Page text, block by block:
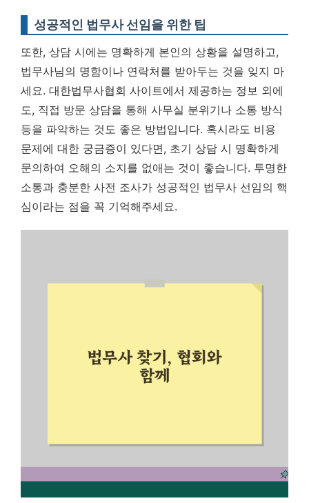
성공적인 법무사 선임을 위한 팁
또한, 상담 시에는 명확하게 본인의 상황을 설명하고,
법무사님의 명함이나 연락처를 받아두는 것을 잊지 마
세요. 대한법무사협회 사이트에서 제공하는 정보 외에
도, 직접 방문 상담을 통해 사무실 분위기나 소통 방식
등을 파악하는 것도 좋은 방법입니다. 혹시라도 비용
문제에 대한 궁금증이 있다면, 초기 상담 시 명확하게
문의하여 오해의 소지를 없애는 것이 좋습니다. 투명한
소통과 충분한 사전 조사가 성공적인 법무사 선임의 핵
심이라는 점을 꼭 기억해주세요.